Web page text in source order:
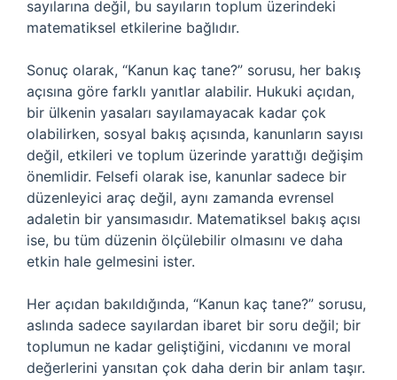
sayılarına değil, bu sayıların toplum üzerindeki
matematiksel etkilerine bağlıdır.
Sonuç olarak, “Kanun kaç tane?” sorusu, her bakış
açısına göre farklı yanıtlar alabilir. Hukuki açıdan,
bir ülkenin yasaları sayılamayacak kadar çok
olabilirken, sosyal bakış açısında, kanunların sayısı
değil, etkileri ve toplum üzerinde yarattığı değişim
önemlidir. Felsefi olarak ise, kanunlar sadece bir
düzenleyici araç değil, aynı zamanda evrensel
adaletin bir yansımasıdır. Matematiksel bakış açısı
ise, bu tüm düzenin ölçülebilir olmasını ve daha
etkin hale gelmesini ister.
Her açıdan bakıldığında, “Kanun kaç tane?” sorusu,
aslında sadece sayılardan ibaret bir soru değil; bir
toplumun ne kadar geliştiğini, vicdanını ve moral
değerlerini yansıtan çok daha derin bir anlam taşır.